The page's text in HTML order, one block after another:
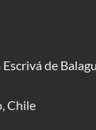
de
Chile